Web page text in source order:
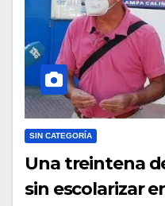
SIN CATEGORÍA
Una treintena
sin escolarizar